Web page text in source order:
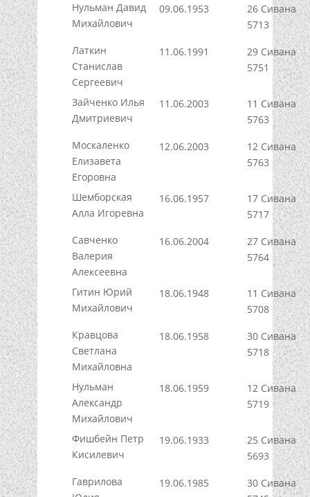
Нульман Давид
Михайлович
09.06.1953
26 Сивана
5713
Латкин
Станислав
Сергеевич
11.06.1991
29 Сивана
5751
Зайченко Илья
Дмитриевич
11.06.2003
11 Сивана
5763
Москаленко
Елизавета
Егоровна
12.06.2003
12 Сивана
5763
Шемборская
Алла Игоревна
16.06.1957
17 Сивана
5717
Савченко
Валерия
Алексеевна
16.06.2004
27 Сивана
5764
Гитин Юрий
Михайлович
18.06.1948
11 Сивана
5708
Кравцова
Светлана
Михайловна
18.06.1958
30 Сивана
5718
Нульман
Александр
Михайлович
18.06.1959
12 Сивана
5719
Фишбейн Петр
Кисилевич
19.06.1933
25 Сивана
5693
Гаврилова
19.06.1985
30 Сивана